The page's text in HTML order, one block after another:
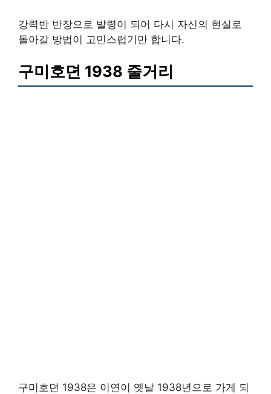
강력반 반장으로 발령이 되어 다시 자신의 현실로
돌아갈 방법이 고민스럽기만 합니다.
구미호뎐 1938 줄거리
구미호뎐 1938은 이연이 옛날 1938년으로 가게 되